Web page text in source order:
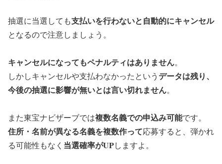
抽選に当選しても支払いを行わないと自動的にキャンセル
となるので注意しましょう。
キャンセルになってもペナルティはありません。
しかしキャンセルや支払わなかったという データは残り、
今後の抽選に影響が無いとは言い切れません。
また東宝ナビザーブでは複数名義での申込み可能です。
住所・名前が異なる名義を複数作って応募すると、弾かれ
る可能性もなく 当選確率がUPしますよ。